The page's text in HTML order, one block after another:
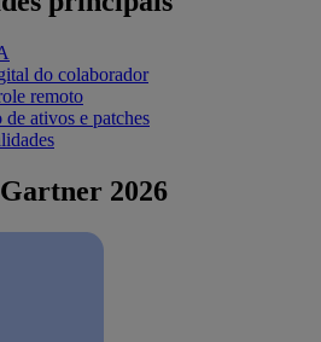
do colaborador
remoto
ativos e patches
2026